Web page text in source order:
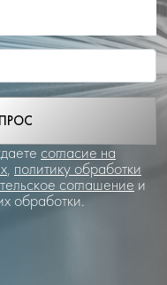
согласие на
, политику обработки
соглашение и
обработки.